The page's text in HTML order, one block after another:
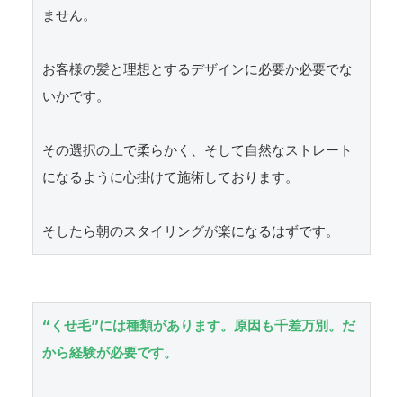
ません。
お客様の髪と理想とするデザインに必要か必要でな
いかです。
その選択の上で柔らかく、そして自然なストレート
になるように心掛けて施術しております。
そしたら朝のスタイリングが楽になるはずです。
“くせ毛”には種類があります。原因も千差万別。だ
から経験が必要です。